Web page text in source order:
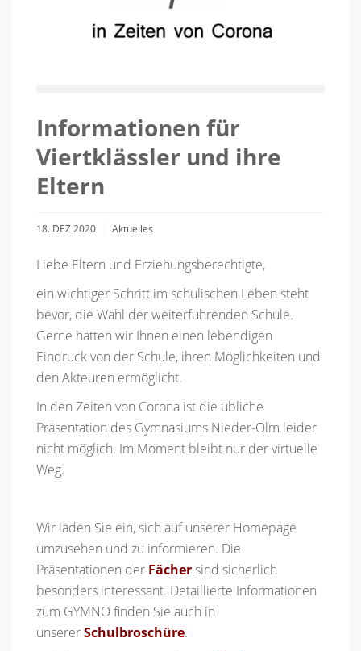
Informationen für
Viertklässler und ihre
Eltern
18. DEZ 2020 Aktuelles
Liebe Eltern und Erziehungsberechtigte,
ein wichtiger Schritt im schulischen Leben steht
bevor, die Wahl der weiterführenden Schule.
Gerne hätten wir Ihnen einen lebendigen
Eindruck von der Schule, ihren Möglichkeiten und
den Akteuren ermöglicht.
In den Zeiten von Corona ist die übliche
Präsentation des Gymnasiums Nieder-Olm leider
nicht möglich. Im Moment bleibt nur der virtuelle
Weg.
Wir laden Sie ein, sich auf unserer Homepage
umzusehen und zu informieren. Die
Präsentationen der Fächersind sicherlich
besonders interessant. Detaillierte Informationen
zum GYMNO finden Sie auch in
unsererSchulbroschüre.